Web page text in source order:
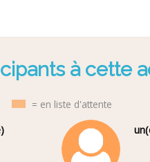
à cette
= en liste d'attente